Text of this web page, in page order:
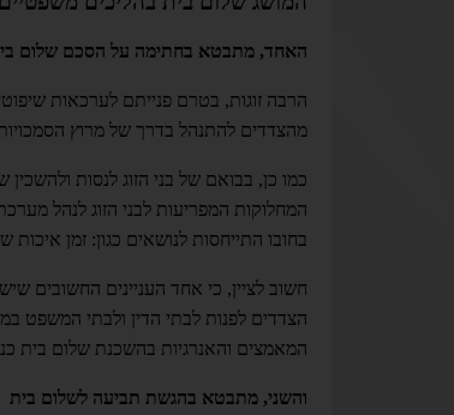
האחד, מתבטא בחתימה על הסכם שלום
הרבה זוגות, בטרם פנייתם לערכאות
מהצדדים להתנהל בדרך של מרוץ
כמו כן, בבואם של בני הזוג לנסות
המחלוקות המפריעות לבני הזוג לנהל
בחובו התייחסות לנושאים כגון: זמן איכות
חשוב לציין, כי אחד העניינים החשובים
הצדדים לפנות לבתי הדין ולבתי המשפט
המאמצים והאנרגיות בהשכנת שלום בית
והשני, מתבטא בהגשת תביעה לשלום בית